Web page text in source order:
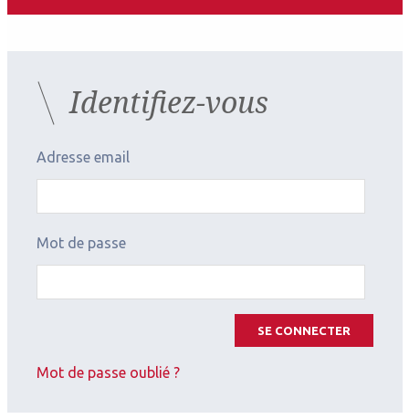
2026.07.11
Surface oculaire ,DMLA
clinique en ophtalmologie
Identifiez-vous
Adresse email
Mot de passe
SE CONNECTER
Mot de passe oublié ?